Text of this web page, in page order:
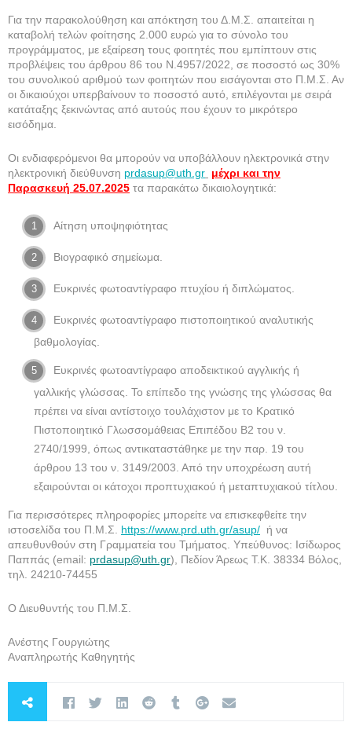
Για την παρακολούθηση και απόκτηση του Δ.Μ.Σ. απαιτείται η
καταβολή τελών φοίτησης 2.000 ευρώ για το σύνολο του
προγράμματος, με εξαίρεση τους φοιτητές που εμπίπτουν στις
προβλέψεις του άρθρου 86 του Ν.4957/2022, σε ποσοστό ως 30%
του συνολικού αριθμού των φοιτητών που εισάγονται στο Π.Μ.Σ. Αν
οι δικαιούχοι υπερβαίνουν το ποσοστό αυτό, επιλέγονται με σειρά
κατάταξης ξεκινώντας από αυτούς που έχουν το μικρότερο
εισόδημα.
Οι ενδιαφερόμενοι θα μπορούν να υποβάλλουν ηλεκτρονικά στην
ηλεκτρονική διεύθυνση prdasup@uth.gr μέχρι και την
Παρασκευή 25.07.2025 τα παρακάτω δικαιολογητικά:
Αίτηση υποψηφιότητας
Βιογραφικό σημείωμα.
Ευκρινές φωτοαντίγραφο πτυχίου ή διπλώματος.
Ευκρινές φωτοαντίγραφο πιστοποιητικού αναλυτικής
βαθμολογίας.
Ευκρινές φωτοαντίγραφο αποδεικτικού αγγλικής ή
γαλλικής γλώσσας. Το επίπεδο της γνώσης της γλώσσας θα
πρέπει να είναι αντίστοιχο τουλάχιστον με το Κρατικό
Πιστοποιητικό Γλωσσομάθειας Επιπέδου Β2 του ν.
2740/1999, όπως αντικαταστάθηκε με την παρ. 19 του
άρθρου 13 του ν. 3149/2003. Από την υποχρέωση αυτή
εξαιρούνται οι κάτοχοι προπτυχιακού ή μεταπτυχιακού τίτλου.
Για περισσότερες πληροφορίες μπορείτε να επισκεφθείτε την
ιστοσελίδα του Π.Μ.Σ. https://www.prd.uth.gr/asup/ ή να
απευθυνθούν στη Γραμματεία του Τμήματος. Υπεύθυνος: Ισίδωρος
Παππάς (email: prdasup@uth.gr), Πεδίον Άρεως Τ.Κ. 38334 Βόλος,
τηλ. 24210-74455
Ο Διευθυντής του Π.Μ.Σ.
Ανέστης Γουργιώτης
Αναπληρωτής Καθηγητής